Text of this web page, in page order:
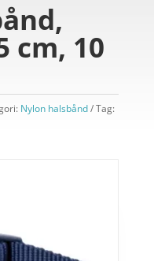
cm, 10
Nylon halsbånd
Tag: